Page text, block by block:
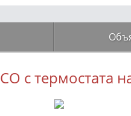
с термостата